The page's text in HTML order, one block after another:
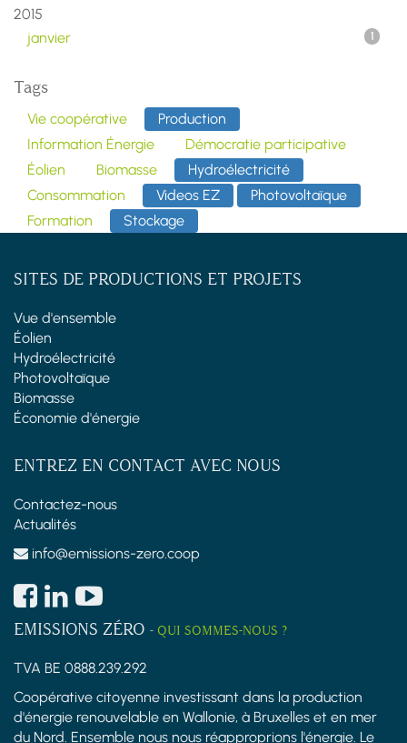
2015
janvier
1
Tags
Vie coopérative
Production
Information Énergie
Démocratie participative
Éolien
Biomasse
Hydroélectricité
Consommation
Videos EZ
Photovoltaïque
Formation
Stockage
SITES DE PRODUCTIONS ET PROJETS
Vue d'ensemble
Éolien
Hydroélectricité
Photovoltaïque
Biomasse
Économie d'énergie
ENTREZ EN CONTACT AVEC NOUS
Contactez-nous
Actualités
info@emissions-zero.coop
EMISSIONS ZÉRO - QUI SOMMES-NOUS ?
TVA BE 0888.239.292
Coopérative citoyenne investissant dans la production
d'énergie renouvelable en Wallonie, à Bruxelles et en mer
du Nord. Ensemble nous nous réapproprions l'énergie. Le